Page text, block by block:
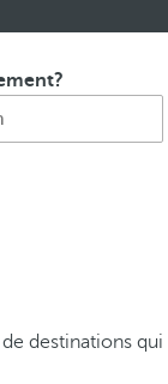
destinations qui